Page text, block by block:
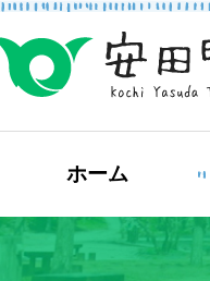
もしもの場合
防災・救急情報
ホーム